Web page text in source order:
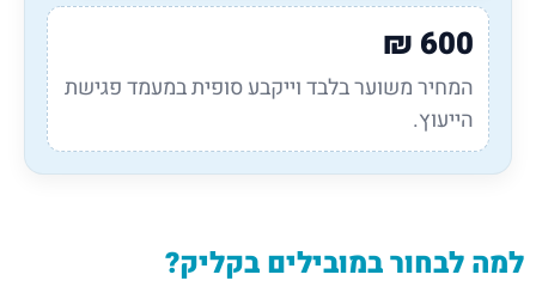
600
₪
המחיר משוער בלבד וייקבע סופית במעמד פגישת
הייעוץ.
למה לבחור במובילים בקליק?